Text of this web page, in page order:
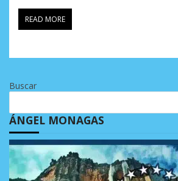
READ MORE
Buscar
ÁNGEL MONAGAS